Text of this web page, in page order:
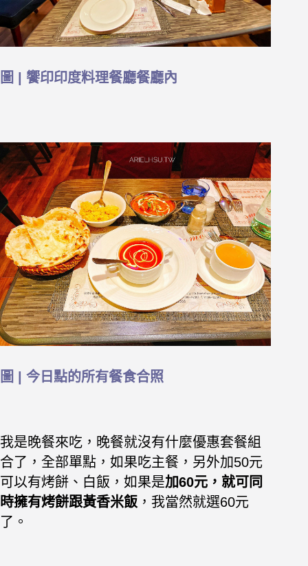
圖 | 饗印印度料理餐廳餐廳內
圖 | 今日點的所有餐食合照
我是晚餐來吃，晚餐就沒有什麼優惠套餐組
合了，全部單點，如果吃主餐，另外加50元
可以有烤餅、白飯，如果是加60元，就可同
時擁有烤餅跟黃香米飯 ，我當然就選60元
了。